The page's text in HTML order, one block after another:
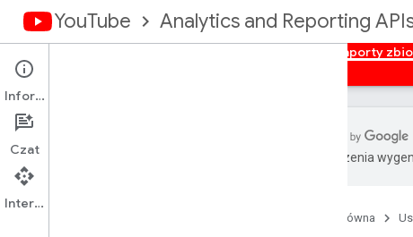
YouTube Analytics and Reporting
Raporty
Interfejs API You
Tłumaczenia
Strona główna
Informacje
Czat
Interfejs API